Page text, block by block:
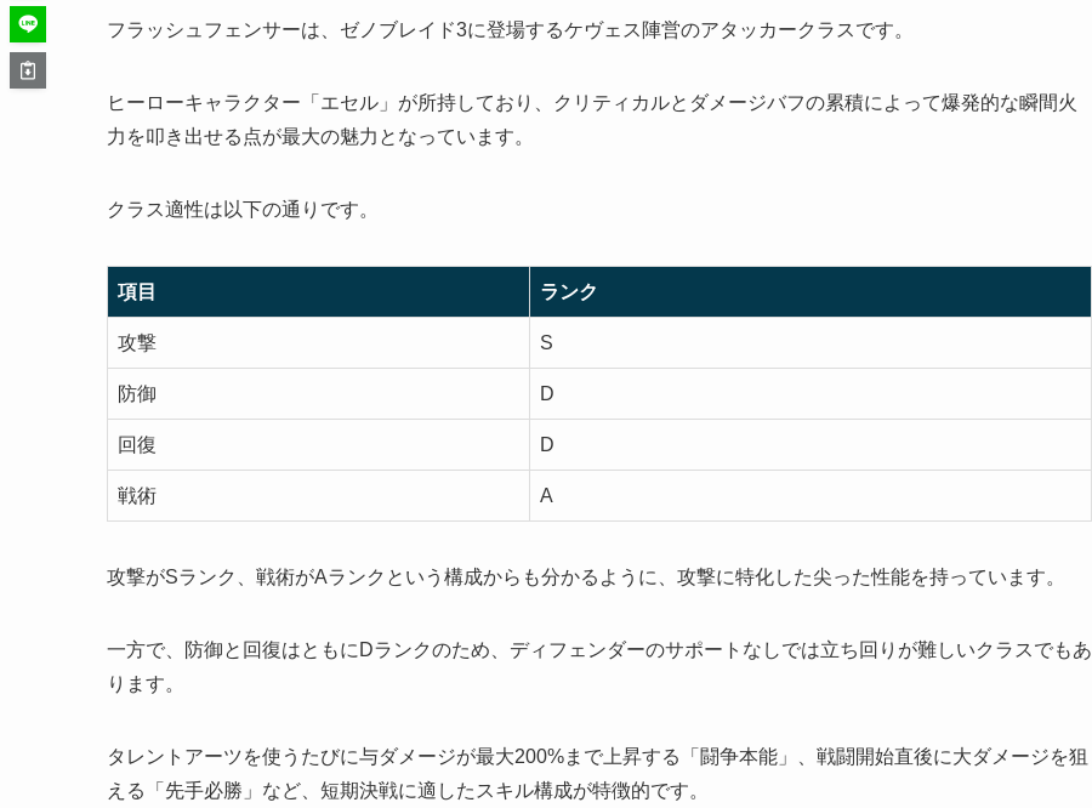
フラッシュフェンサーは、ゼノブレイド3に登場するケヴェス陣営のアタッカークラスです。
ヒーローキャラクター「エセル」が所持しており、クリティカルとダメージバフの累積によって爆発的な瞬間火
力を叩き出せる点が最大の魅力となっています。
クラス適性は以下の通りです。
項目 ランク
攻撃 S
防御 D
回復 D
戦術 A
攻撃がSランク、戦術がAランクという構成からも分かるように、攻撃に特化した尖った性能を持っています。
一方で、防御と回復はともにDランクのため、ディフェンダーのサポートなしでは立ち回りが難しいクラスでもあ
ります。
タレントアーツを使うたびに与ダメージが最大200%まで上昇する「闘争本能」、戦闘開始直後に大ダメージを狙
える「先手必勝」など、短期決戦に適したスキル構成が特徴的です。